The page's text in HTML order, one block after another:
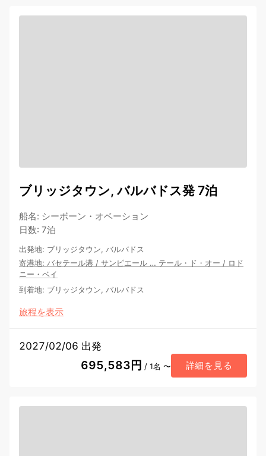
ブリッジタウン, バルバドス発 7泊
船名: シーボーン・オベーション
日数: 7泊
出発地: ブリッジタウン, バルバドス
寄港地: バセテール港 / サンピエール … テール・ド・オー / ロド
ニー・ベイ
到着地: ブリッジタウン, バルバドス
旅程を表示
2027/02/06 出発
695,583円 / 1名 〜 詳細を見る